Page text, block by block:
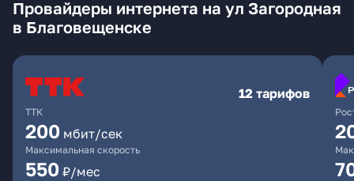
Провайдеры интернета на ул Загородная
в Благовещенске
ТТК
12 тарифов
200 мбит/сек
Максимальная скорость
550 ₽/мес